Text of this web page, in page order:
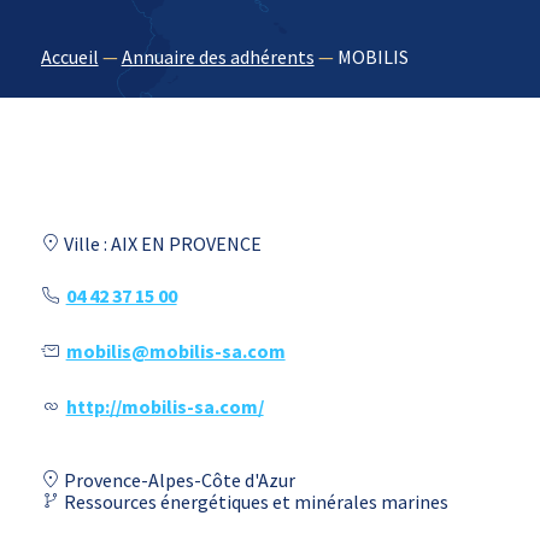
Accueil —Annuaire des adhérents — MOBILIS
Ville : AIX EN PROVENCE
04 42 37 15 00
mobilis@mobilis-sa.com
http://mobilis-sa.com/
Provence-Alpes-Côte d'Azur
Ressources énergétiques et minérales marines